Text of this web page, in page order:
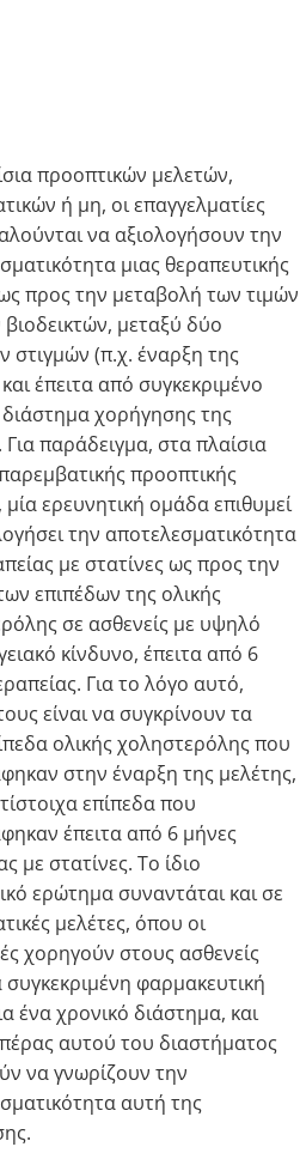
προοπτικών μελετών,
ή μη, οι επαγγελματίες
να αξιολογήσουν την
μιας θεραπευτικής
προς την μεταβολή των τιμών
μεταξύ δύο
στιγμών (π.χ. έναρξη της
έπειτα από συγκεκριμένο
χορήγησης της
παράδειγμα, στα πλαίσια
προοπτικής
μία ερευνητική ομάδα επιθυμεί
την αποτελεσματικότητα
με στατίνες ως προς την
επιπέδων της ολικής
σε ασθενείς με υψηλό
κίνδυνο, έπειτα από 6
Για το λόγο αυτό,
είναι να συγκρίνουν τα
ολικής χοληστερόλης που
στην έναρξη της μελέτης,
επίπεδα που
έπειτα από 6 μήνες
με στατίνες. Το ίδιο
ερώτημα συναντάται και σε
μελέτες, όπου οι
χορηγούν στους ασθενείς
συγκεκριμένη φαρμακευτική
ένα χρονικό διάστημα, και
αυτού του διαστήματος
να γνωρίζουν την
αυτή της